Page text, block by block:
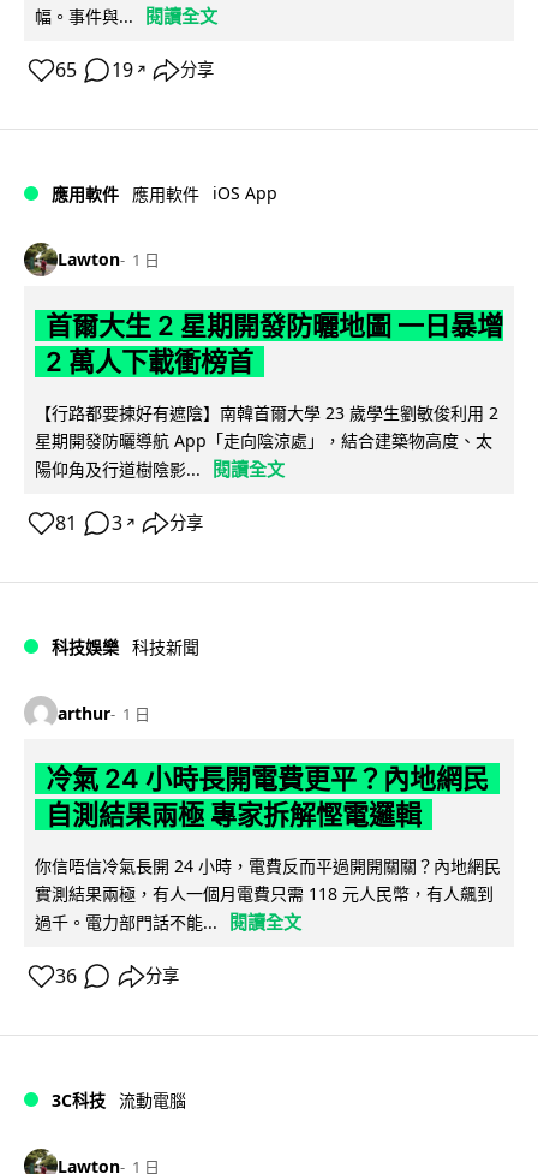
幅。事件與...
閱讀全文
65 19 ↗ 分享
應用軟件 應用軟件 iOS App
Lawton 1 日
首爾大生 2 星期開發防曬地圖 一日暴增
2 萬人下載衝榜首
【行路都要揀好有遮陰】南韓首爾大學 23 歲學生劉敏俊利用 2
星期開發防曬導航 App「走向陰涼處」，結合建築物高度、太
陽仰角及行道樹陰影...
閱讀全文
81 3 ↗ 分享
科技娛樂 科技新聞
arthur 1 日
冷氣 24 小時長開電費更平？內地網民
自測結果兩極 專家拆解慳電邏輯
你信唔信冷氣長開 24 小時，電費反而平過開開關關？內地網民
實測結果兩極，有人一個月電費只需 118 元人民幣，有人飆到
過千。電力部門話不能...
閱讀全文
36 分享
3C科技 流動電腦
Lawton 1 日